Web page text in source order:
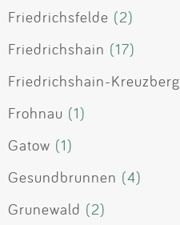
Friedrichsfelde (2)
Friedrichshain (17)
Friedrichshain-Kreuzberg
Frohnau (1)
Gatow (1)
Gesundbrunnen (4)
Grunewald (2)